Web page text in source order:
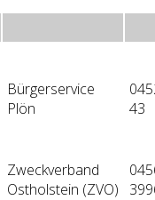
Bürgerservice
Plön
43
Zweckverband
Ostholstein (ZVO)